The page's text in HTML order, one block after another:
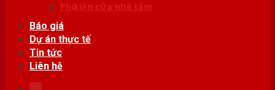
Phụ kiện cửa nhà tắm
Báo giá
Dự án thực tế
Tin tức
Liên hệ